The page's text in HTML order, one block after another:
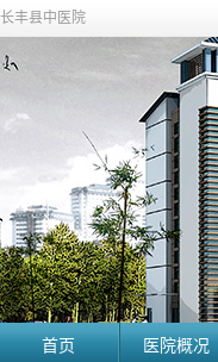
长丰县中医院
首页 医院概况